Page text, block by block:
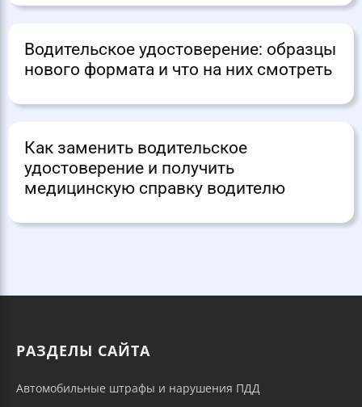
Водительское удостоверение: образцы
нового формата и что на них смотреть
Как заменить водительское
удостоверение и получить
медицинскую справку водителю
РАЗДЕЛЫ САЙТА
Автомобильные штрафы и нарушения ПДД